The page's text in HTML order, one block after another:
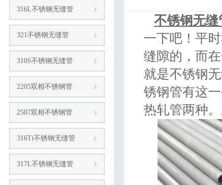
316L不锈钢无缝管
321不锈钢无缝管
310S不锈钢无缝管
2205双相不锈钢管
2507双相不锈钢管
316Ti不锈钢无缝管
317L不锈钢无缝管
不锈钢无缝
一下吧！平
缝隙的，而
就是不锈钢
锈钢管有这
热轧管两种